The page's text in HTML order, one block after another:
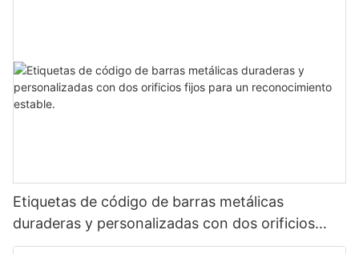
Etiquetas de código de barras metálicas
duraderas y personalizadas con dos orificios
fijos para un reconocimiento estable.